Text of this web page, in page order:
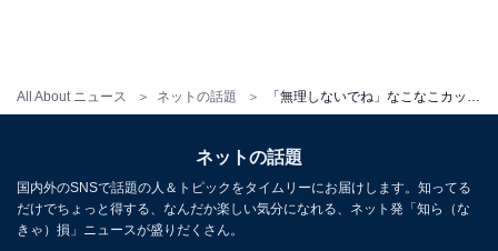
All About ニュース ネットの話題 「無理しないでね」なこなこカップル・なごみ、手術決定にこーくん涙目!? 「何事かと思った」の声
ネットの話題
国内外のSNSで話題の人＆トピックをタイムリーにお届けします。知ってる
だけでちょっと得する、なんだか楽しい気分になれる、ネット発「知ら（な
きゃ）損」ニュースが盛りだくさん。